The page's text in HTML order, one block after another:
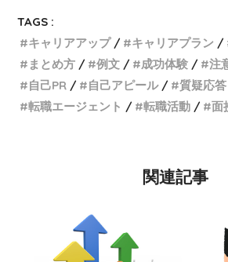
TAGS :
キャリアアップ
キャリアプラン
まとめ方
例文 成功体験 注
自己PR
自己アピール 質疑応答
転職エージェント
転職活動 面
関連記事